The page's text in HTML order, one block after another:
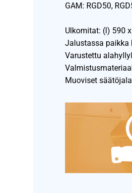
GAM: RGD50,
Ulkomitat: (l) 590
Jalustassa paikka
Varustettu
Muoviset